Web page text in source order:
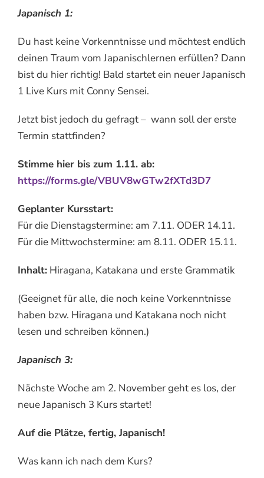
Japanisch 1:
Du hast keine Vorkenntnisse und möchtest endlich
deinen Traum vom Japanischlernen erfüllen? Dann
bist du hier richtig! Bald startet ein neuer Japanisch
1 Live Kurs mit Conny Sensei.
Jetzt bist jedoch du gefragt – wann soll der erste
Termin stattfinden?
Stimme hier bis zum 1.11. ab:
https://forms.gle/VBUV8wGTw2fXTd3D7
Geplanter Kursstart:
Für die Dienstagstermine: am 7.11. ODER 14.11.
Für die Mittwochstermine: am 8.11. ODER 15.11.
Inhalt: Hiragana, Katakana und erste Grammatik
(Geeignet für alle, die noch keine Vorkenntnisse
haben bzw. Hiragana und Katakana noch nicht
lesen und schreiben können.)
Japanisch 3:
Nächste Woche am 2. November geht es los, der
neue Japanisch 3 Kurs startet!
Auf die Plätze, fertig, Japanisch!
Was kann ich nach dem Kurs?